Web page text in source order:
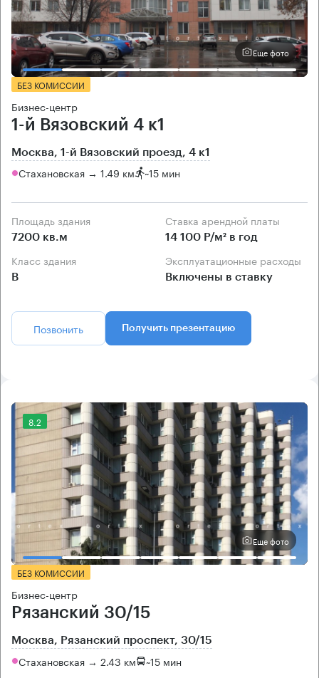
Еще фото
БЕЗ КОМИССИИ
Бизнес-центр
1-й Вязовский 4 к1
Москва, 1-й Вязовский проезд, 4 к1
Стахановская → 1.49 км ~15 мин
Площадь здания
7200 кв.м
Ставка арендной платы
14 100 Р/м² в год
Класс здания
B
Эксплуатационные расходы
Включены в ставку
Позвонить Получить презентацию
8.2
Еще фото
БЕЗ КОМИССИИ
Бизнес-центр
Рязанский 30/15
Москва, Рязанский проспект, 30/15
Стахановская → 2.43 км ~15 мин